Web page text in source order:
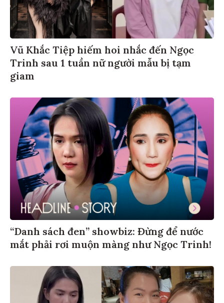
Vũ Khắc Tiệp hiếm hoi nhắc đến Ngọc
Trinh sau 1 tuần nữ người mẫu bị tạm
giam
“Danh sách đen” showbiz: Đừng để nước
mắt phải rơi muộn màng như Ngọc Trinh!